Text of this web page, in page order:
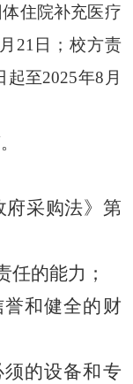
住院补充医疗
21日；校方责
至2025年8月
府采购法》第
任的能力；
誉和健全的财
须的设备和专